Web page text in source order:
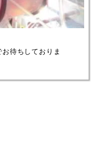
待ちしておりま